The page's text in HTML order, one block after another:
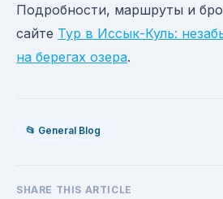
Подробности, маршруты и
сайте Тур в Иссык-Куль:
на берегах озера.
📂 General Blog
SHARE THIS ARTICLE